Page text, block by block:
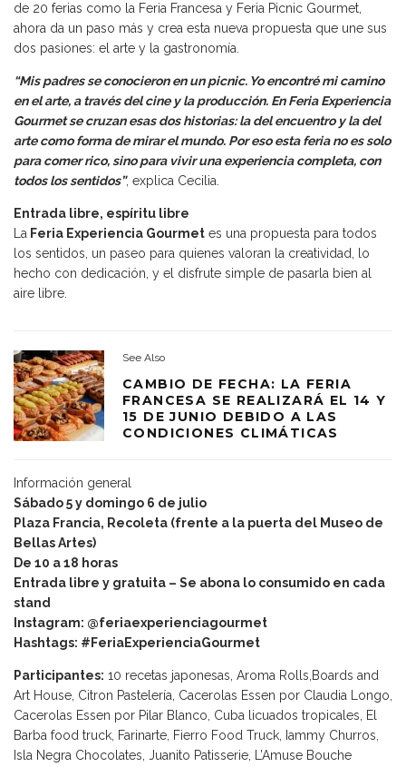
de 20 ferias como la Feria Francesa y Feria Picnic Gourmet,
ahora da un paso más y crea esta nueva propuesta que une sus
dos pasiones: el arte y la gastronomía.
“Mis padres se conocieron en un picnic. Yo encontré mi camino
en el arte, a través del cine y la producción. En Feria Experiencia
Gourmet se cruzan esas dos historias: la del encuentro y la del
arte como forma de mirar el mundo. Por eso esta feria no es solo
para comer rico, sino para vivir una experiencia completa, con
todos los sentidos”, explica Cecilia.
Entrada libre, espíritu libre
La Feria Experiencia Gourmet es una propuesta para todos
los sentidos, un paseo para quienes valoran la creatividad, lo
hecho con dedicación, y el disfrute simple de pasarla bien al
aire libre.
See Also
CAMBIO DE FECHA: LA FERIA
FRANCESA SE REALIZARÁ EL 14 Y
15 DE JUNIO DEBIDO A LAS
CONDICIONES CLIMÁTICAS
Información general
Sábado 5 y domingo 6 de julio
Plaza Francia, Recoleta (frente a la puerta del Museo de
Bellas Artes)
De 10 a 18 horas
Entrada libre y gratuita – Se abona lo consumido en cada
stand
Instagram: @feriaexperienciagourmet
Hashtags: #FeriaExperienciaGourmet
Participantes: 10 recetas japonesas, Aroma Rolls,Boards and
Art House, Citron Pastelería, Cacerolas Essen por Claudia Longo,
Cacerolas Essen por Pilar Blanco, Cuba licuados tropicales, El
Barba food truck, Farinarte, Fierro Food Truck, Iammy Churros,
Isla Negra Chocolates, Juanito Patisserie, L’Amuse Bouche